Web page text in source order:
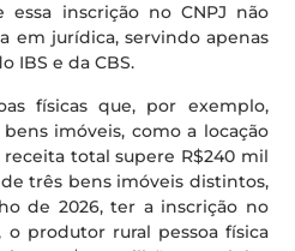
inscrição no CNPJ não
em jurídica, servindo apenas
IBS e da CBS.
físicas que, por exemplo,
imóveis, como a locação
total supere R$240 mil
três bens imóveis distintos,
de 2026, ter a inscrição no
o produtor rural pessoa física